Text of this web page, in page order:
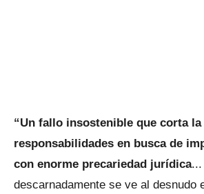
“Un fallo insostenible que corta la
responsabilidades en busca de
con enorme precariedad jurídica...
descarnadamente se ve al desnudo